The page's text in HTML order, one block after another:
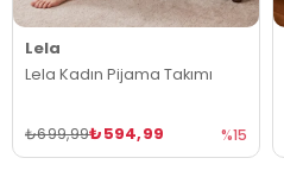
Lela
Lela Kadın Pijama Takımı
₺594,99
₺699,99 %15